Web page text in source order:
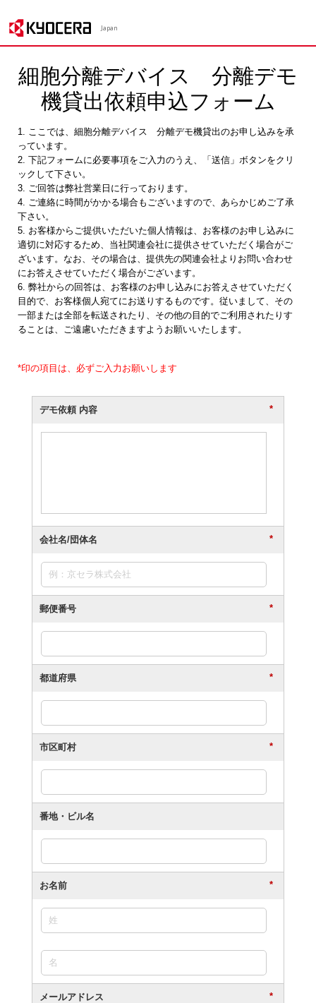
Japan
細胞分離デバイス 分離デモ
機貸出依頼申込フォーム
1. ここでは、細胞分離デバイス 分離デモ機貸出のお申し込みを承
っています。
2. 下記フォームに必要事項をご入力のうえ、「送信」ボタンをクリ
ックして下さい。
3. ご回答は弊社営業日に行っております。
4. ご連絡に時間がかかる場合もございますので、あらかじめご了承
下さい。
5. お客様からご提供いただいた個人情報は、お客様のお申し込みに
適切に対応するため、当社関連会社に提供させていただく場合がご
ざいます。なお、その場合は、提供先の関連会社よりお問い合わせ
にお答えさせていただく場合がございます。
6. 弊社からの回答は、お客様のお申し込みにお答えさせていただく
目的で、お客様個人宛てにお送りするものです。従いまして、その
一部または全部を転送されたり、その他の目的でご利用されたりす
ることは、ご遠慮いただきますようお願いいたします。
*印の項目は、必ずご入力お願いします
*
デモ依頼 内容
*
会社名/団体名
*
郵便番号
*
都道府県
*
市区町村
番地・ビル名
*
お名前
*
メールアドレス